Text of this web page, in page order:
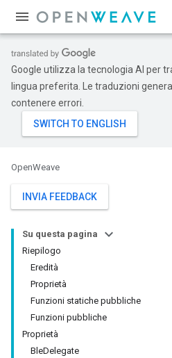
Google utilizza la tecnologia AI per
lingua preferita. Le traduzioni
contenere errori.
OpenWeave
INVIA FEEDBACK
Su questa pagina
Riepilogo
Eredità
Proprietà
Funzioni statiche pubbliche
Funzioni pubbliche
Proprietà
BleDelegate